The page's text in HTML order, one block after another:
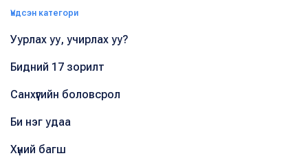
Үндсэн категори
Уурлах уу, учирлах уу?
Бидний 17 зорилт
Санхүүгийн боловсрол
Би нэг удаа
Хүний багш